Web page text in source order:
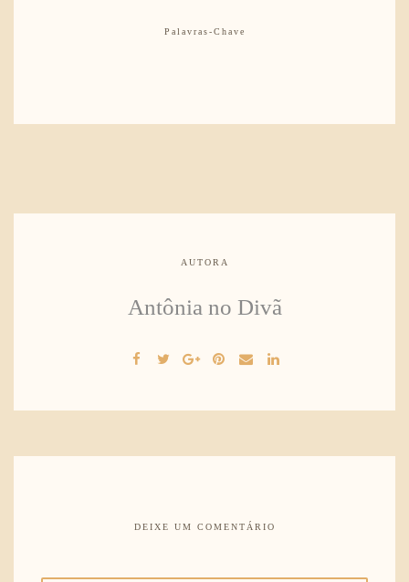
Palavras-Chave
AUTORA
Antônia no Divã
DEIXE UM COMENTÁRIO